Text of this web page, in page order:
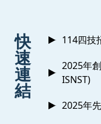
快
速
連
結
114四技
2025年
ISNST)
2025年